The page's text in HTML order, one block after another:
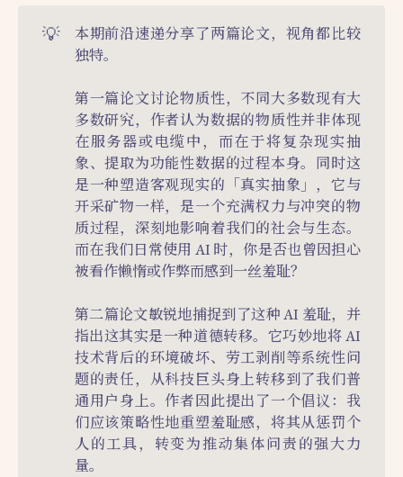
💡
本期前沿速递分享了两篇论文，视角都比较
独特。
第一篇论文讨论物质性，不同大多数现有大
多数研究，作者认为数据的物质性并非体现
在服务器或电缆中，而在于将复杂现实抽
象、提取为功能性数据的过程本身。同时这
是一种塑造客观现实的「真实抽象」，它与
开采矿物一样，是一个充满权力与冲突的物
质过程，深刻地影响着我们的社会与生态。
而在我们日常使用 AI 时，你是否也曾因担心
被看作懒惰或作弊而感到一丝羞耻？
第二篇论文敏锐地捕捉到了这种 AI 羞耻，并
指出这其实是一种道德转移。它巧妙地将 AI
技术背后的环境破坏、劳工剥削等系统性问
题的责任，从科技巨头身上转移到了我们普
通用户身上。作者因此提出了一个倡议：我
们应该策略性地重塑羞耻感，将其从惩罚个
人的工具，转变为推动集体问责的强大力
量。